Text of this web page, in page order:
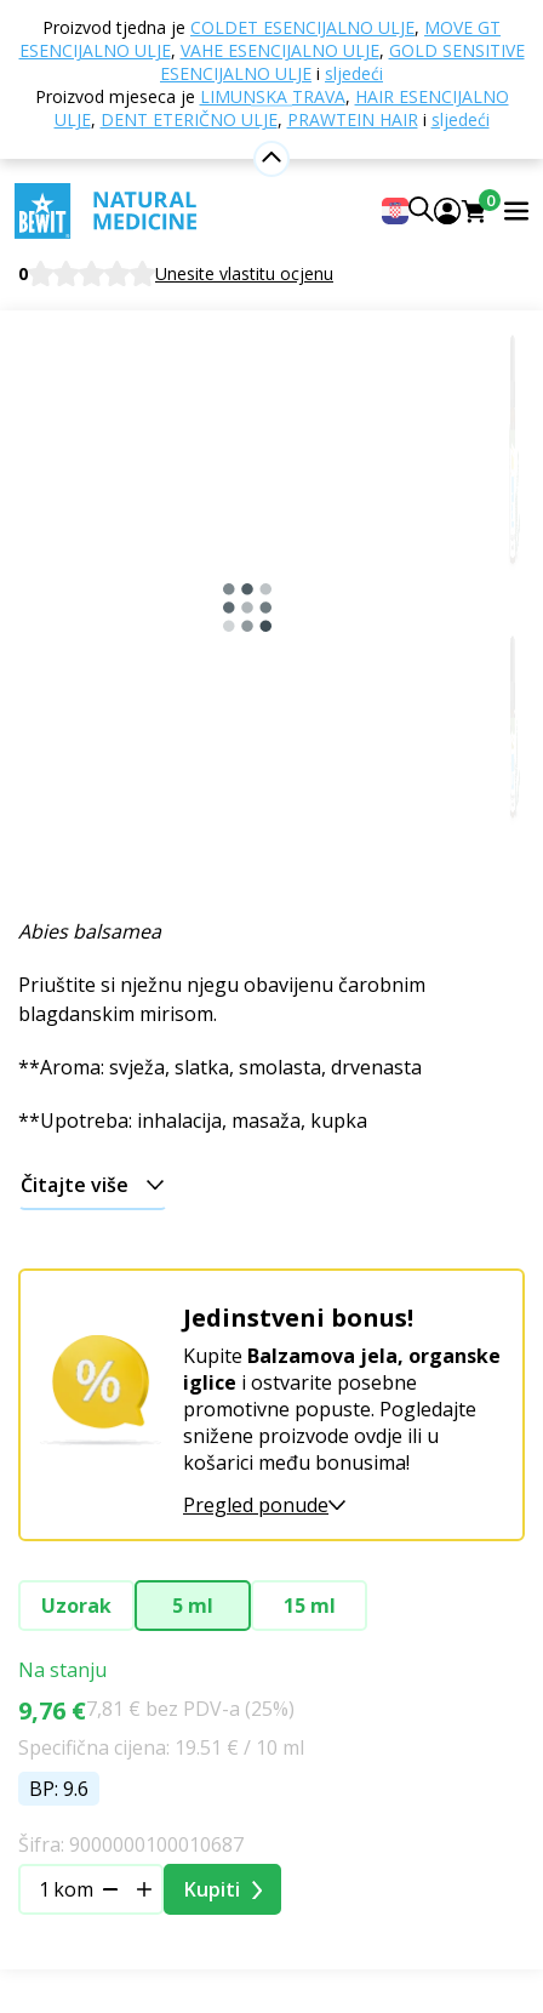
Proizvod tjedna je COLDET ESENCIJALNO ULJE, MOVE GT
ESENCIJALNO ULJE, VAHE ESENCIJALNO ULJE, GOLD SENSITIVE
ESENCIJALNO ULJE i sljedeći
Proizvod mjeseca je LIMUNSKA TRAVA, HAIR ESENCIJALNO
ULJE, DENT ETERIČNO ULJE, PRAWTEIN HAIRi sljedeći
0
Mošusno
Zemljana
Online trgovina
ulja
Pojedinačna eterična ulja
Balzamova jela,
Balzamova jela, organske iglice
100% čisto i prirodno eterično ulje CTEO®
BEWIT Fir Balsam, Needles ORGANIC
0 Unesite vlastitu ocjenu
Abies balsamea
Priuštite si nježnu njegu obavijenu čarobnim
blagdanskim mirisom.
**Aroma: svježa, slatka, smolasta, drvenasta
**Upotreba: inhalacija, masaža, kupka
Čitajte više
Jedinstveni bonus!
Kupite Balzamova jela, organske
iglice i ostvarite posebne
promotivne popuste. Pogledajte
snižene proizvode ovdje ili u
košarici među bonusima!
Pregled ponude
Uzorak 5 ml 15 ml
Na stanju
9,76 €7,81 € bez PDV-a (25%)
Specifična cijena: 19.51 € / 10 ml
BP: 9.6
Šifra: 9000000100010687
kom
Kupiti